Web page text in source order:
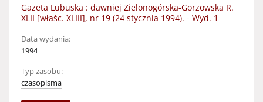
Gazeta Lubuska : dawniej Zielonogórska-Gorzowska R.
XLII [właśc. XLIII], nr 19 (24 stycznia 1994). - Wyd. 1
Data wydania:
1994
Typ zasobu:
czasopisma